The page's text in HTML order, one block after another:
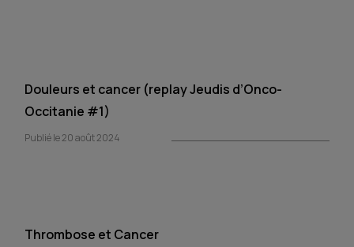
Douleurs et cancer (replay Jeudis d’Onco-
Occitanie #1)
Publié le 20 août 2024
Thrombose et Cancer